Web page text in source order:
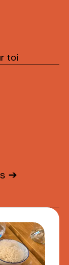
toi
➔